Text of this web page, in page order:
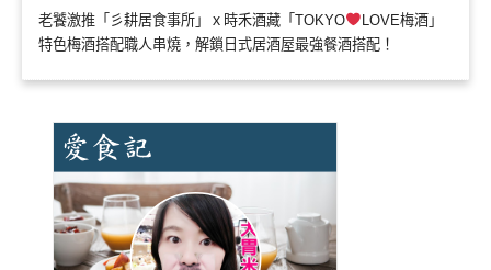
老饕激推「彡耕居食事所」ｘ時禾酒藏「TOKYO
LOVE梅酒」
特色梅酒搭配職人串燒，解鎖日式居酒屋最強餐酒搭配！